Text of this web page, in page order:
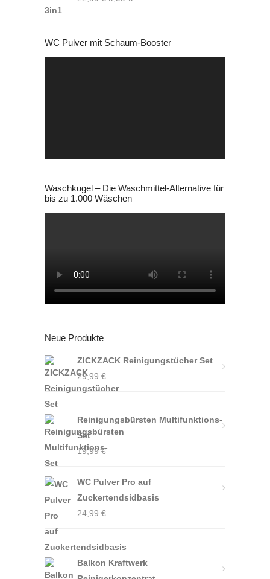
22,99 €9,99 €.
WC Pulver mit Schaum-Booster
Waschkugel – Die Waschmittel-Alternative für
bis zu 1.000 Wäschen
Neue Produkte
ZICKZACK Reinigungstücher Set
29,99 €
Reinigungsbürsten Multifunktions-
Set
19,99€
WC Pulver Pro auf
Zuckertendsidbasis
24,99 €
Balkon Kraftwerk